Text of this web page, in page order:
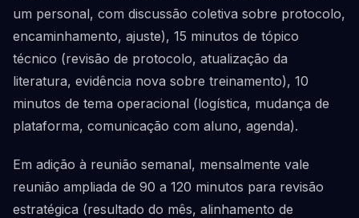
um personal, com discussão coletiva sobre protocolo,
encaminhamento, ajuste), 15 minutos de tópico
técnico (revisão de protocolo, atualização da
literatura, evidência nova sobre treinamento), 10
minutos de tema operacional (logística, mudança de
plataforma, comunicação com aluno, agenda).
Em adição à reunião semanal, mensalmente vale
reunião ampliada de 90 a 120 minutos para revisão
estratégica (resultado do mês, alinhamento de